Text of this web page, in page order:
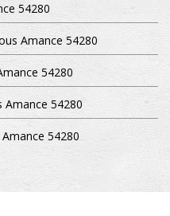
54280
Amance 54280
54280
Amance 54280
54280